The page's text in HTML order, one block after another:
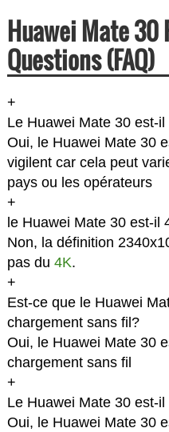
Huawei Mate 30
Questions (FAQ)
+
Le Huawei Mate 30 est-
Oui, le Huawei Mate 30
vigilent car cela peut
pays ou les opérateurs
+
le Huawei Mate 30 est-il
Non, la définition
pas du 4K.
+
Est-ce que le Huawei
chargement sans fil?
Oui, le Huawei Mate 30
chargement sans fil
+
Le Huawei Mate 30 est-
Oui, le Huawei Mate 30